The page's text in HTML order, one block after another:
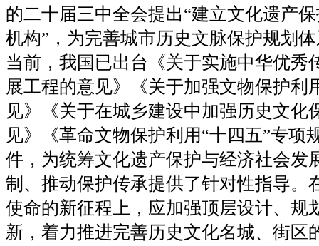
的二十届三中全会提出“建立文化遗产
机构”，为完善城市历史文脉保护规划
当前，我国已出台《关于实施中华优秀
展工程的意见》《关于加强文物保护利
见》《关于在城乡建设中加强历史文化
见》《革命文物保护利用“十四五”专项
件，为统筹文化遗产保护与经济社会发
制、推动保护传承提供了针对性指导。
使命的新征程上，应加强顶层设计、规
新，着力推进完善历史文化名城、街区